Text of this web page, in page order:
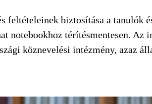
biztosítása a tanulók
notebookhoz térítésmentesen. Az
köznevelési intézmény, azaz